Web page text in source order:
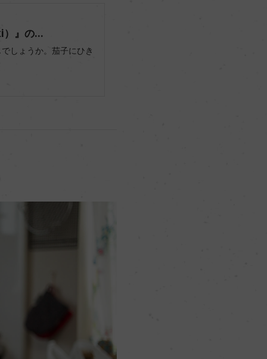
）』の...
しょうか。茄子にひき